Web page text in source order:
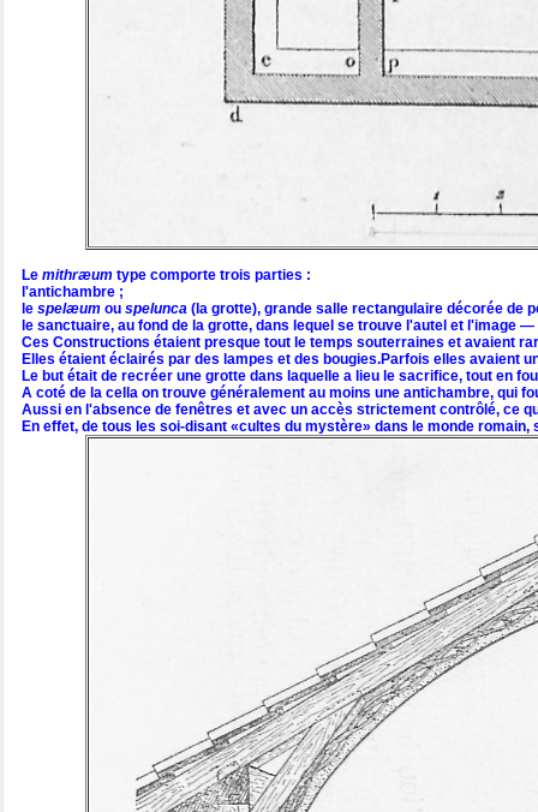
Le mithræum type comporte trois parties :
l'antichambre ;
le spelæum ou spelunca (la grotte), grande salle rectangulaire décorée de
le sanctuaire, au fond de la grotte, dans lequel se trouve l'autel et l'image
Ces Constructions étaient presque tout le temps souterraines et avaient
Elles étaient éclairés par des lampes et des bougies.Parfois elles avaient
Le but était de recréer une grotte dans laquelle a lieu le sacrifice, tout en
A coté de la cella on trouve généralement au moins une antichambre, qui
Aussi en l'absence de fenêtres et avec un accès strictement contrôlé, ce
En effet, de tous les soi-disant «cultes du mystère» dans le monde